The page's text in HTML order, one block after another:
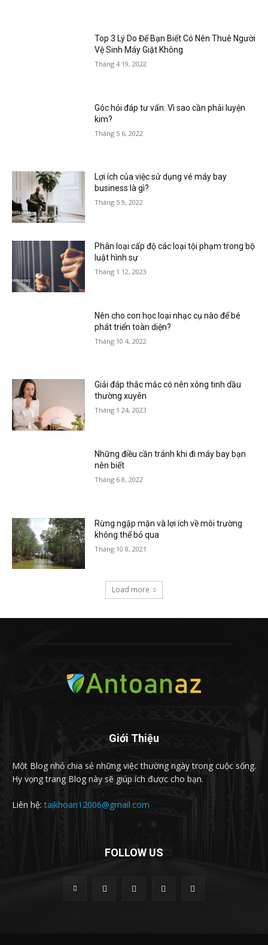
Top 3 Lý Do Để Bạn Biết Có Nên Thuê Người
Vệ Sinh Máy Giặt Không
Tháng 4 19, 2022
Góc hỏi đáp tư vấn: Vì sao cần phải luyện
kim?
Tháng 5 6, 2022
Lợi ích của việc sử dụng vé máy bay
business là gì?
Tháng 5 9, 2022
Phân loại cấp độ các loại tội phạm trong bộ
luật hình sự
Tháng 1 12, 2023
Nên cho con học loại nhạc cụ nào để bé
phát triển toàn diện?
Tháng 10 4, 2022
Giải đáp thắc mắc có nên xông tinh dầu
thường xuyên
Tháng 1 24, 2023
Những điều cần tránh khi đi máy bay bạn
nên biết
Tháng 6 8, 2022
Rừng ngập mặn và lợi ích về môi trường
không thể bỏ qua
Tháng 10 8, 2021
Load more
Giới Thiệu
Một Blog nhỏ chia sẻ những việc thường ngày trong cuộc sống.
Hy vọng trang Blog này sẽ giúp ích được cho bạn.
Liên hệ:taikhoan12006@gmail.com
FOLLOW US